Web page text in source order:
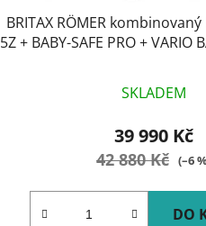
BRITAX RÖMER
5Z + BABY-SAFE PRO + VARIO
SKLADEM
39 990 Kč
42 880 Kč (–6
DO